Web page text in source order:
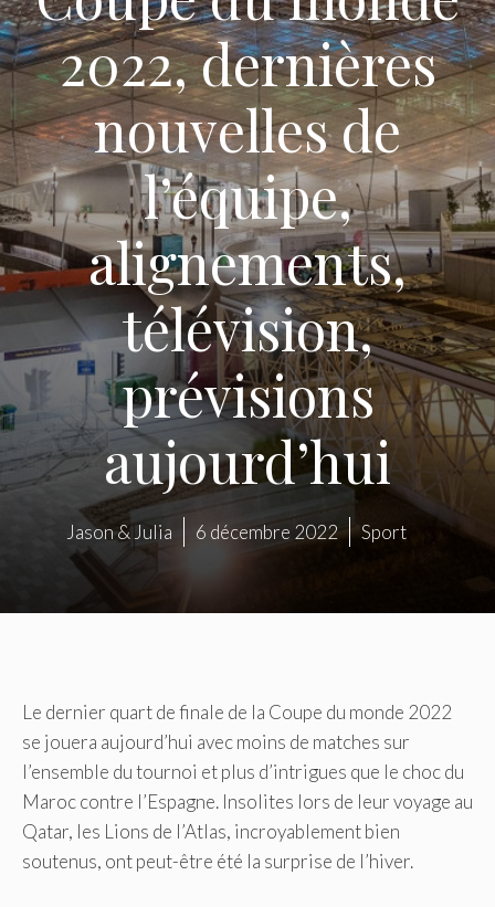
2022, dernières
nouvelles de
l’équipe,
alignements,
télévision,
prévisions
aujourd’hui
Jason & Julia 6 décembre 2022 Sport
Le dernier quart de finale de la Coupe du monde 2022
se jouera aujourd’hui avec moins de matches sur
l’ensemble du tournoi et plus d’intrigues que le choc du
Maroc contre l’Espagne. Insolites lors de leur voyage au
Qatar, les Lions de l’Atlas, incroyablement bien
soutenus, ont peut-être été la surprise de l’hiver.